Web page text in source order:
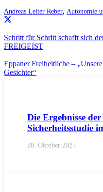
Andreas Leiter Reber, Autonomie
Schritt für Schritt schafft sich
FREIGEIST
Eppaner Freiheitliche –
Gesichter“
Die Ergebnisse
Sicherheitsstudie
28. Oktober 2025